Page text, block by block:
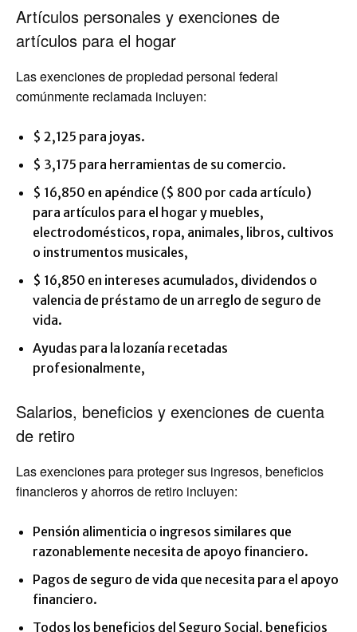
Artículos personales y exenciones de
artículos para el hogar
Las exenciones de propiedad personal federal
comúnmente reclamada incluyen:
$ 2,125 para joyas.
$ 3,175 para herramientas de su comercio.
$ 16,850 en apéndice ($ 800 por cada artículo)
para artículos para el hogar y muebles,
electrodomésticos, ropa, animales, libros, cultivos
o instrumentos musicales,
$ 16,850 en intereses acumulados, dividendos o
valencia de préstamo de un arreglo de seguro de
vida.
Ayudas para la lozanía recetadas
profesionalmente,
Salarios, beneficios y exenciones de cuenta
de retiro
Las exenciones para proteger sus ingresos, beneficios
financieros y ahorros de retiro incluyen:
Pensión alimenticia o ingresos similares que
razonablemente necesita de apoyo financiero.
Pagos de seguro de vida que necesita para el apoyo
financiero.
Todos los beneficios del Seguro Social, beneficios